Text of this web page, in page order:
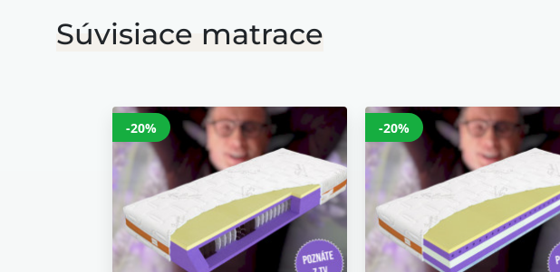
Súvisiace matrace
-20% -20%